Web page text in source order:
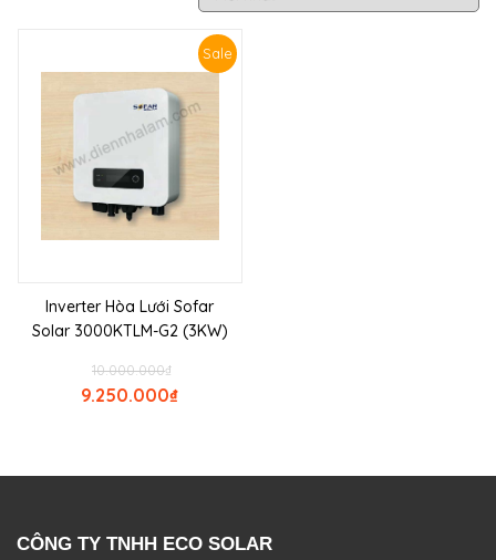
Sale
Inverter Hòa Lưới Sofar
Solar 3000KTLM-G2 (3KW)
₫
10.000.000
₫
9.250.000
CÔNG TY TNHH ECO SOLAR